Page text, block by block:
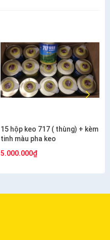
15 hộp keo 717 ( thùng) + kèm
tinh màu pha keo
5.000.000₫